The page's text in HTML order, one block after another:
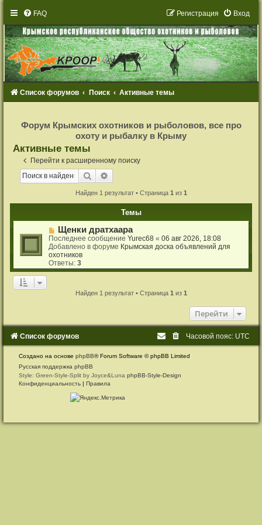
FAQ Вход
Регистрация
Список форумов Поиск Активные темы
с
т
Форум Крымских охотников и рыболовов, все про
охоту и рыбалку в Крыму
Активные темы
Перейти к расширенному поиску
Поиск
Найден 1 результат • Страница 1 из 1
Темы
Н
о
в
о
е
с
и
е
Щенки дратхаара
Последнее сообщениеYurec68 «06 авг 2026, 18:08
Добавлено в форуме Крымская доска объявлений для
охотников
Ответы:3
Найден 1 результат • Страница 1 из 1
Перейти
Список форумов Часовой пояс: UTC
Создано на основеphpBB® Forum Software © phpBB Limited
Русская поддержка phpBB
Style: Green-Style-Split by Joyce&LunaphpBB-Style-Design
Конфиденциальность |Правила